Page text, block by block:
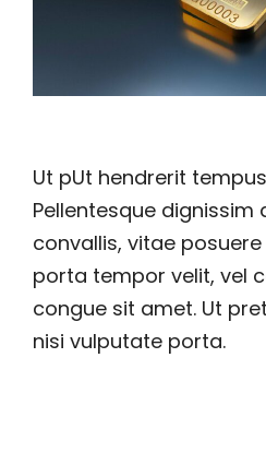
Ut pUt hendrerit
Pellentesque dignissim
convallis, vitae
porta tempor velit, vel
congue sit amet. Ut
nisi vulputate porta.